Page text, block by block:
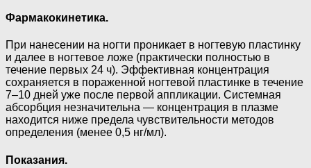
Фармакокинетика.
При нанесении на ногти проникает в ногтевую пластинку
и далее в ногтевое ложе (практически полностью в
течение первых 24 ч). Эффективная концентрация
сохраняется в пораженной ногтевой пластинке в течение
7–10 дней уже после первой аппликации. Системная
абсорбция незначительна — концентрация в плазме
находится ниже предела чувствительности методов
определения (менее 0,5 нг/мл).
Показания.